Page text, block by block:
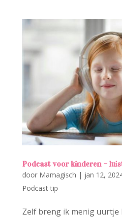
Podcast voor kinderen –
door Mamagisch | jan 12,
Podcast tip
Zelf breng ik menig uurtje